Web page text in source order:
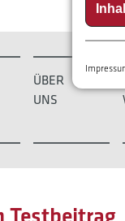
ÜBER
UNS